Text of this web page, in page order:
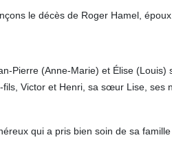
le décès de Roger Hamel,
Pierre (Anne-Marie) et Élise (Louis)
Victor et Henri, sa sœur Lise, ses
qui a pris bien soin de sa